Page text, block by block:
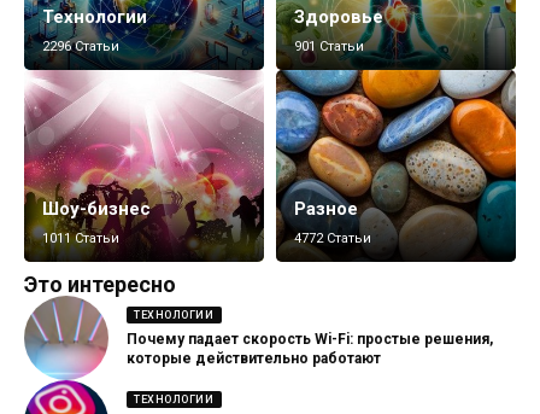
Технологии
2296 Статьи
Здоровье
901 Статьи
Шоу-бизнес
1011 Статьи
Разное
4772 Статьи
Это интересно
ТЕХНОЛОГИИ
Почему падает скорость Wi-Fi: простые решения,
которые действительно работают
ТЕХНОЛОГИИ